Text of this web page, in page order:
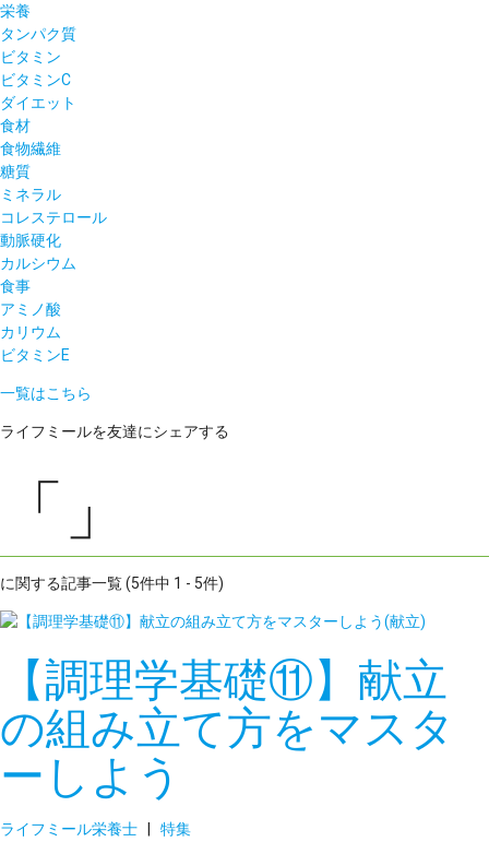
栄養
タンパク質
ビタミン
ビタミンC
ダイエット
食材
食物繊維
糖質
ミネラル
コレステロール
動脈硬化
カルシウム
食事
アミノ酸
カリウム
ビタミンE
一覧はこちら
ライフミールを友達にシェアする
「」
に関する記事一覧 (5件中 1 - 5件)
【調理学基礎⑪】献立
の組み立て方をマスタ
ーしよう
ライフミール栄養士 | 特集